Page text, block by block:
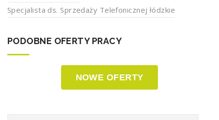
Specjalista ds. Sprzedaży Telefonicznej łódzkie
PODOBNE OFERTY PRACY
NOWE OFERTY